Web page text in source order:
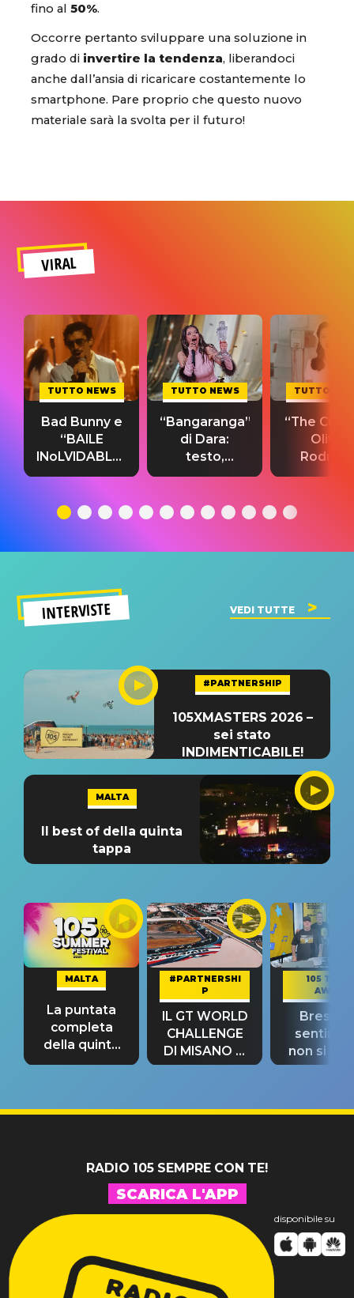
fino al 50%.
Occorre pertanto sviluppare una soluzione in
grado di invertire la tendenza, liberandoci
anche dall’ansia di ricaricare costantemente lo
smartphone. Pare proprio che questo nuovo
materiale sarà la svolta per il futuro!
VIRAL
TUTTO NEWS
Bad Bunny e
“BAILE
INoLVIDABLE”:
testo,
significato
TUTTO NEWS
“Bangaranga”
di Dara:
testo,
traduzione e
del singolo
TUTTO
“The
Olivia
testo,
INTERVISTE VEDI TUTTE
#PARTNERSHIP
105XMASTERS 2026 –
sei stato
INDIMENTICABILE!
MALTA
Il best of della quinta
tappa
MALTA
La puntata
completa
della quinta
tappa
#PARTNERSHI
P
IL GT WORLD
CHALLENGE
DI MISANO si
riconferma
105 TAKE
AWAY
Bresh:
non si
fino alla
RADIO 105 SEMPRE CON TE!
SCARICA L'APP
disponibile su